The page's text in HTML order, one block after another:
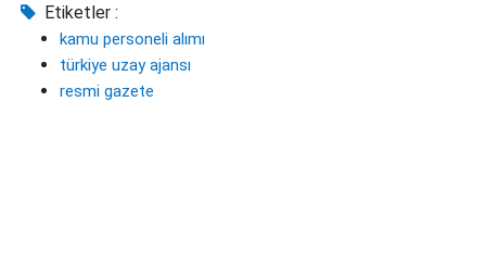
Etiketler :
kamu personeli alımı
türkiye uzay ajansı
resmi gazete